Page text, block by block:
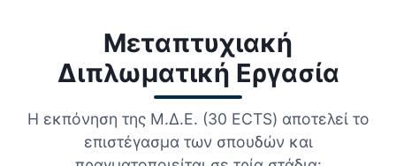
Μεταπτυχιακή
Διπλωματική Εργασία
Η εκπόνηση της Μ.Δ.Ε. (30 ECTS) αποτελεί το
επιστέγασμα των σπουδών και